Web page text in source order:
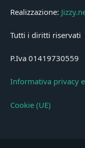
Realizzazione:
Tutti i diritti riservati
P.Iva 01419730559
Informativa privacy
Cookie (UE)